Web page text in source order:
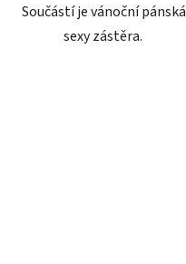
Součástí je vánoční pánská
sexy zástěra.